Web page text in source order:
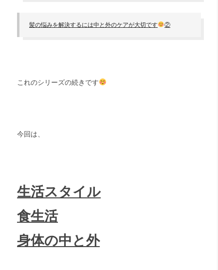
髪の悩みを解決するには中と外のケアが大切です ②
これのシリーズの続きです
今回は、
生活スタイル
食生活
身体の中と外